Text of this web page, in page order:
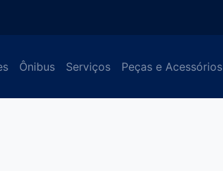
Ônibus Serviços Peças e Acessórios